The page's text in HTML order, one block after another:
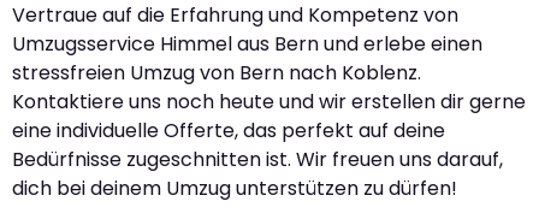
Vertraue auf die Erfahrung und Kompetenz von
Umzugsservice Himmel aus Bern und erlebe einen
stressfreien Umzug von Bern nach Koblenz.
Kontaktiere uns noch heute und wir erstellen dir gerne
eine individuelle Offerte, das perfekt auf deine
Bedürfnisse zugeschnitten ist. Wir freuen uns darauf,
dich bei deinem Umzug unterstützen zu dürfen!